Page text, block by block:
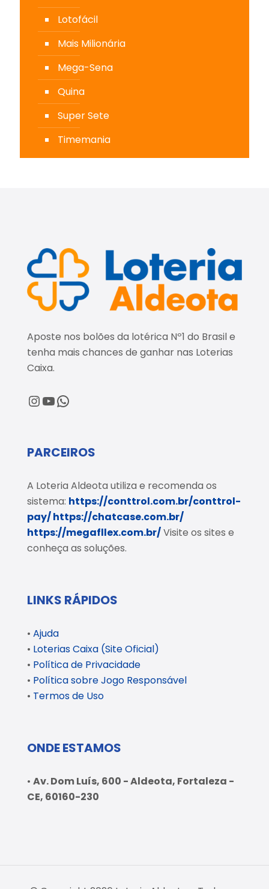
Lotofácil
Mais Milionária
Mega-Sena
Quina
Super Sete
Timemania
Aposte nos bolões da lotérica Nº1 do Brasil e
tenha mais chances de ganhar nas Loterias
Caixa.
@loteriaaldeota
@loteriaaldeota
Central de Atendimento
PARCEIROS
A Loteria Aldeota utiliza e recomenda os
sistema: https://conttrol.com.br/conttrol-
pay/https://chatcase.com.br/
https://megafllex.com.br/Visite os sites e
conheça as soluções.
LINKS RÁPIDOS
• Ajuda
• Loterias Caixa (Site Oficial)
• Política de Privacidade
• Política sobre Jogo Responsável
• Termos de Uso
ONDE ESTAMOS
• Av. Dom Luís, 600 - Aldeota, Fortaleza -
CE, 60160-230